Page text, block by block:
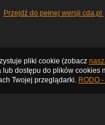
Przejdź do pełnej wersji cda.pl
pliki cookie (zobacz
lub dostępu do plików cookies
Twojej przeglądarki. RODO